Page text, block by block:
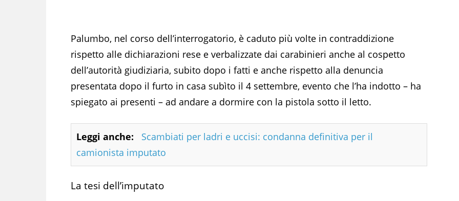
Palumbo, nel corso dell’interrogatorio, è caduto più volte in contraddizione
rispetto alle dichiarazioni rese e verbalizzate dai carabinieri anche al cospetto
dell’autorità giudiziaria, subito dopo i fatti e anche rispetto alla denuncia
presentata dopo il furto in casa subìto il 4 settembre, evento che l’ha indotto – ha
spiegato ai presenti – ad andare a dormire con la pistola sotto il letto.
Leggi anche:
Scambiati per ladri e uccisi: condanna definitiva per il
camionista imputato
La tesi dell’imputato